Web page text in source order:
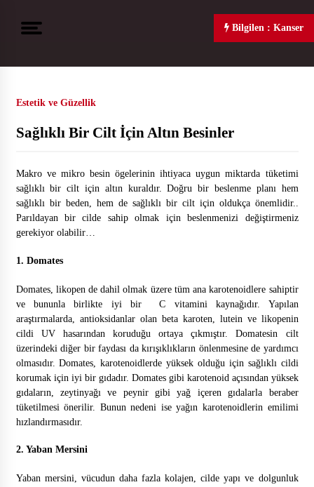
t
Saglikgundem
i.com
Sağlık Bilgi Portalı, Sağlık Gündemi, Sağlık Sorunları, Sağlıklı Yaşam
Bilgilen : Kanser
z!
Sosis Yerken Bir Kez Daha Düşünün
Kansere Yeni Umut
Estetik ve Güzellik
Sağlıklı Bir Cilt İçin Altın Besinler
Makro ve mikro besin ögelerinin ihtiyaca uygun miktarda tüketimi
sağlıklı bir cilt için altın kuraldır. Doğru bir beslenme planı hem
sağlıklı bir beden, hem de sağlıklı bir cilt için oldukça önemlidir..
Parıldayan bir cilde sahip olmak için beslenmenizi değiştirmeniz
gerekiyor olabilir…
1. Domates
Domates, likopen de dahil olmak üzere tüm ana karotenoidlere sahiptir
ve bununla birlikte iyi bir C vitamini kaynağıdır. Yapılan
araştırmalarda, antioksidanlar olan beta karoten, lutein ve likopenin
cildi UV hasarından koruduğu ortaya çıkmıştır. Domatesin cilt
üzerindeki diğer bir faydası da kırışıklıkların önlenmesine de yardımcı
olmasıdır. Domates, karotenoidlerde yüksek olduğu için sağlıklı cildi
korumak için iyi bir gıdadır. Domates gibi karotenoid açısından yüksek
gıdaların, zeytinyağı ve peynir gibi yağ içeren gıdalarla beraber
tüketilmesi önerilir. Bunun nedeni ise yağın karotenoidlerin emilimi
hızlandırmasıdır.
2. Yaban Mersini
Yaban mersini, vücudun daha fazla kolajen, cilde yapı ve dolgunluk